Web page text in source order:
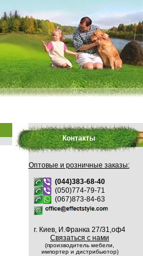
Контакты
Оптовые и розничные заказы:
(044)383-68-40
(050)774-79-71
(067)873-84-63
г. Киев, И.Франка 27/31,оф4
Связаться с нами
(производитель мебели,
импортер и дистрибьютор)